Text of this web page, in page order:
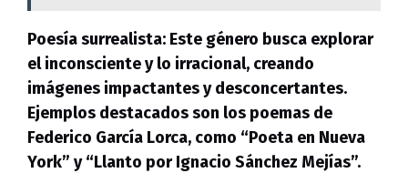
Poesía surrealista: Este género busca explorar
el inconsciente y lo irracional, creando
imágenes impactantes y desconcertantes.
Ejemplos destacados son los poemas de
Federico García Lorca, como “Poeta en Nueva
York” y “Llanto por Ignacio Sánchez Mejías”.